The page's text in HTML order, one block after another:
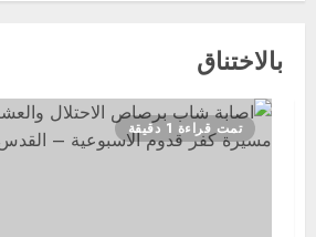
بالاختناق
تمت قراءة 1 دقيقة